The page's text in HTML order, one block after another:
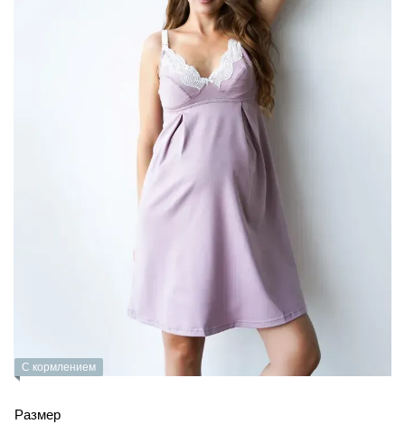
С кормлением
Размер